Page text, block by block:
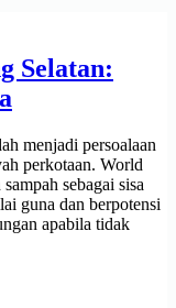
Selatan:
menjadi persoalaan
perkotaan. World
sebagai sisa
guna dan berpotensi
apabila tidak